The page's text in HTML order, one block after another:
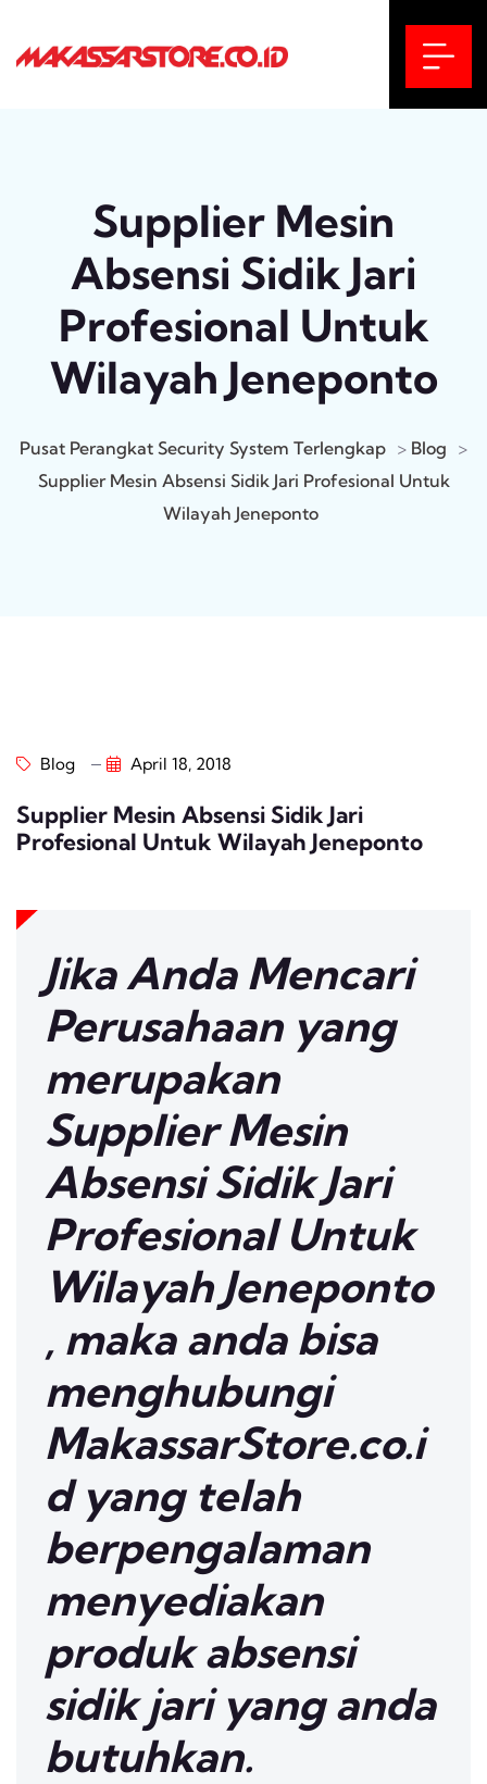
Supplier Mesin
Absensi Sidik Jari
Profesional Untuk
Wilayah Jeneponto
Pusat Perangkat Security System Terlengkap > Blog >
Supplier Mesin Absensi Sidik Jari Profesional Untuk
Wilayah Jeneponto
Blog April 18, 2018
Supplier Mesin Absensi Sidik Jari
Profesional Untuk Wilayah Jeneponto
Jika Anda Mencari
Perusahaan yang
merupakan
Supplier Mesin
Absensi Sidik Jari
Profesional Untuk
Wilayah Jeneponto
, maka anda bisa
menghubungi
MakassarStore.co.i
d yang telah
berpengalaman
menyediakan
produk absensi
sidik jari yang anda
butuhkan.